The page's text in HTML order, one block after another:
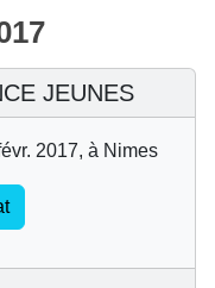
JEUNES
2017, à Nimes